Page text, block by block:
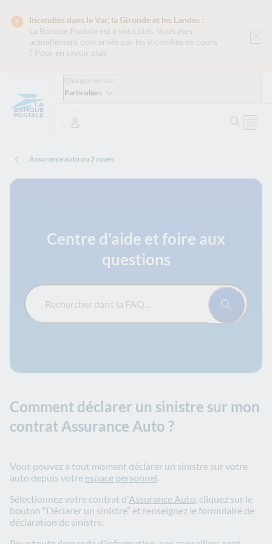
Incendies dans le Var, la Gironde et les Landes :
La Banque Postale est à vos côtés. Vous êtes
actuellement concernés par les incendies en cours
? Pour en savoir plus
Changer de site
Particuliers
Se connecter
Assurance auto ou 2 roues
Centre d'aide et foire aux
questions
Rechercher dans la FAQ...
Comment déclarer un sinistre sur mon
contrat Assurance Auto ?
Vous pouvez à tout moment déclarer un sinistre sur votre
auto depuis votre espace personnel.
Sélectionnez votre contrat d'Assurance Auto, cliquez sur le
bouton “Déclarer un sinistre” et renseignez le formulaire de
déclaration de sinistre.